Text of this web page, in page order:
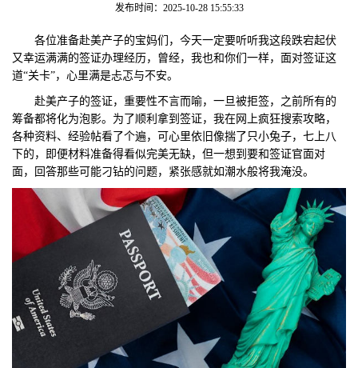
们
聚
发布时间：2025-10-28 15:55:33
各位准备赴美产子的宝妈们，今天一定要听听我这段跌宕起伏
又幸运满满的签证办理经历，曾经，我也和你们一样，面对签证这
道“关卡”，心里满是忐忑与不安。
赴美产子的签证，重要性不言而喻，一旦被拒签，之前所有的
筹备都将化为泡影。为了顺利拿到签证，我在网上疯狂搜索攻略，
各种资料、经验帖看了个遍，可心里依旧像揣了只小兔子，七上八
下的，即便材料准备得看似完美无缺，但一想到要和签证官面对
面，回答那些可能刁钻的问题，紧张感就如潮水般将我淹没。